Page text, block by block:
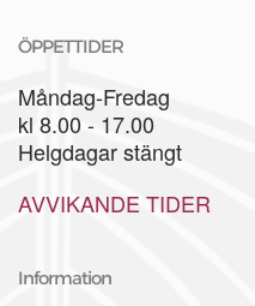
ÖPPETTIDER
Måndag-Fredag
kl 8.00 - 17.00
Helgdagar stängt
AVVIKANDE TIDER
Information